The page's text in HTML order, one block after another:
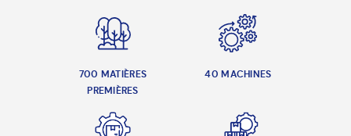
700 MATIÈRES
PREMIÈRES
40 MACHINES